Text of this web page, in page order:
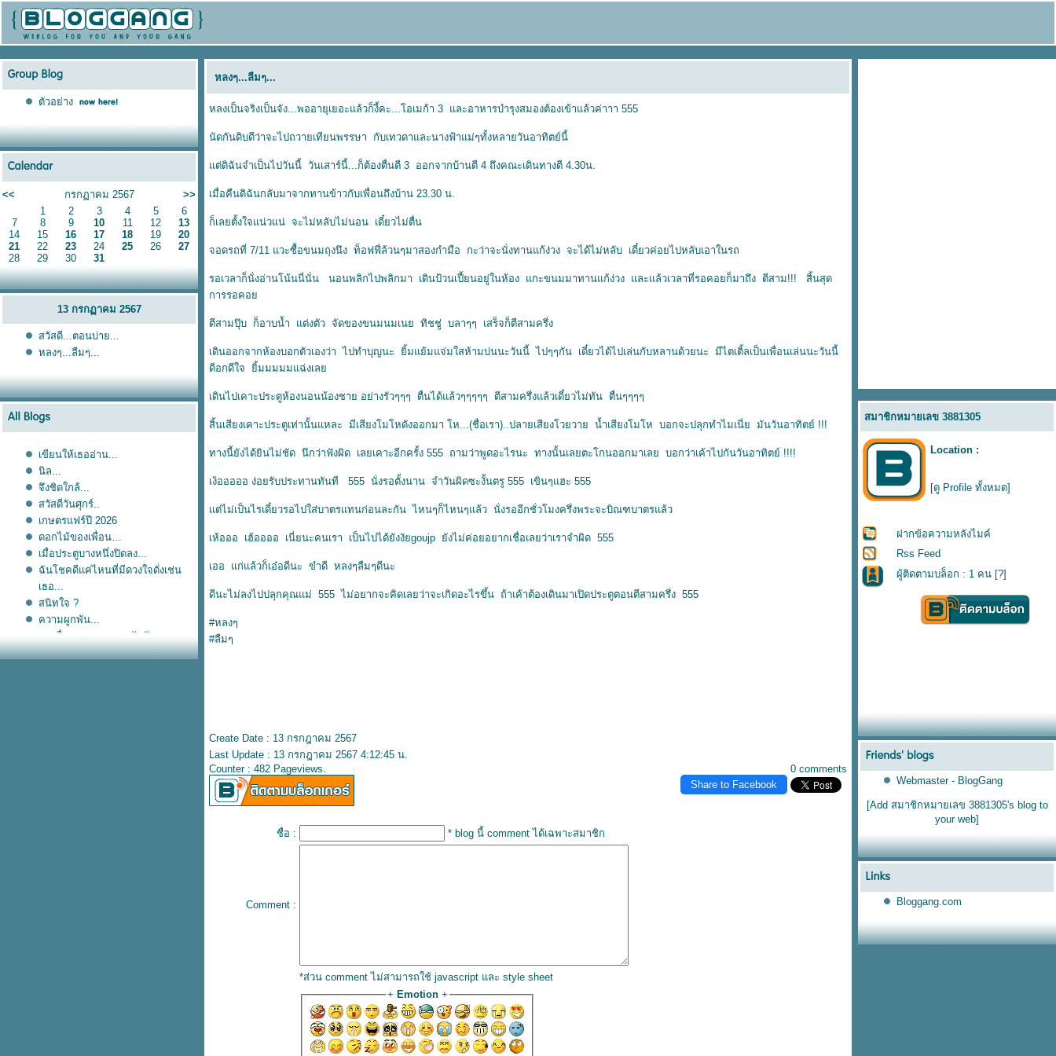
ตัวอย่าง
<< กรกฏาคม 2567
>>
1
2 3 4 5
6
7
8 9 10 11 12
13
14
15 16 17 18 19
20
21
22 23 24 25 26
27
28
29 30 31
13 กรกฏาคม 2567
สวัสดี...ตอนบ่าย...
หลงๆ...ลืมๆ...
เขียนให้เธออ่าน...
นิล...
จึงชิดใกล้...
สวัสดีวันศุกร์..
เกษตรแฟร์ปี 2026
ดอกไม้ของเพื่อน
เมื่อประตูบางหนึ่งปิดลง...
ฉันโชคดีแค่ไหนที่มีดวงใจดั่งเช่น
เธอ...
สนิทใจ ?
ความผูกพัน...
การสื่อสาร...และการรับฟัง...
Sorry...
หลงๆ...ลืมๆ...
หลงเป็นจริงเป็นจัง...พออายุเยอะแล้วก็งี้คะ...โอเมก้า 3 และอาหารบำรุงสมองต้องเข้าแล้วค่าาา 555
นัดกันดิบดีว่าจะไปถวายเทียนพรรษา กับเทวดาและนางฟ้าแม่ๆทั้งหลายวันอาทิตย์นี้
ต่ดิฉันจำเป็นไปวันนี้ วันเสาร์นี้...ก็ต้องตื่นตี 3 ออกจากบ้านตี 4 ถึงคณะเดินทางตี 4.30น.
เมื่อคืนดิฉันกลับมาจากทานข้าวกับเพื่อนถึงบ้าน 23.30 น.
ก็เลยตั้งใจแน่วแน่ จะไม่หลับไม่นอน เดี๋ยวไม่ตื่น
จอดรถที่ 7/11 แวะซื้อขนมถุงนึง ท็อฟฟี่ล้วนๆมาสองกำมือ กะว่าจะนั่งทานแก้ง่วง จะได้ไม่หลับ เดี๋ยวค่อยไปหลับเอาในรถ
รอเวลาก็นั่งอ่านโน้นนี่นั่น นอนพลิกไปพลิกมา เดินป้วนเปี้ยนอยู่ในห้อง แกะขนมมาทานแก้ง่วง และแล้วเวลาที่รอคอยก็มาถึง ตีสาม!!! สิ้นสุด
การรอคอ
ตีสามปุ๊บ ก็อาบน้ำ แต่งตัว จัดของขนมนมเนย ทิชชู่ บลาๆๆ เสร็จก็ตีสามครึ่ง
เดินออกจากห้องบอกตัวเองว่า ไปทำบุญนะ ยิ้มแย้มแจ่มใสห้ามบ่นนะวันนี้ ไปๆๆกัน เดี๋ยวได้ไปเล่นกับหลานด้วยนะ มีไตเติ้ลเป็นเพื่อนเล่นนะวันนี้
ดีอกดีใจ ยิ้มมมมมแฉ่งเล
เดินไปเคาะประตูห้องนอนน้องชาย อย่างรัวๆๆๆ ตื่นได้แล้วๆๆๆๆๆ ตีสามครึ่งแล้วเดี๋ยวไม่ทัน ตื่นๆๆๆๆ
สิ้นเสียงเคาะประตูเท่านั้นแหละ มีเสียงโมโหดังออกมา โห...(ชื่อเรา)..ปลายเสียงโวยวาย น้ำเสียงโมโห บอกจะปลุกทำไมเนี่ย มันวันอาทิตย์ !!!
ทางนี้ยังได้ยินไม่ชัด นึกว่าฟังผิด เลยเคาะอีกครั้ง 555 ถามว่าพูดอะไรนะ ทางนั้นเลยตะโกนออกมาเลย บอกว่าเค้าไปกันวันอาทิตย์ !!!!
เง้อออออ ง่อยรับประทานทันที 555 นั่งรอตั้งนาน จำวันผิดซะงั้นตรู 555 เขินๆแฮะ 555
ต่ไม่เป็นไรเดี๋ยวรอไปใส่บาตรแทนก่อนละกัน ไหนๆก็ไหนๆแล้ว นั่งรออีกชั่วโมงครึ่งพระจะบิณฑบาตรแล้ว
เห้อออ เฮ้ออออ เนี่ยนะคนเรา เป็นไปได้ยังงัยgoujp ยังไม่ค่อยอยากเชื่อเลยว่าเราจำผิด 555
เออ แก่แล้วก็เอ๋อดีนะ ขำดี หลงๆลืมๆดีนะ
ดีนะไม่ลงไปปลุกคุณแม่ 555 ไม่อยากจะคิดเลยว่าจะเกิดอะไรขึ้น ถ้าเค้าต้องเดินมาเปิดประตูตอนตีสามครึ่ง 555
#หลงๆ
#ลืมๆ
Create Date : 13 กรกฎาคม 2567
Last Update : 13 กรกฎาคม 2567 4:12:45 น.
0 comments
Counter : 482 Pageviews.
Share to Facebook
ชื่อ : * blog นี้ comment ได้เฉพาะสมาชิก
Comment :
*ส่วน comment ไม่สามารถใช้ javascript และ style sheet
+ Emotion+
สมาชิกหมายเลข 3881305
Location :
[ดู Profile ทั้งหมด]
ฝากข้อความหลังไมค์
Rss Feed
ผู้ติดตามบล็อก : 1 คน [?]
Webmaster - BlogGang
[Add สมาชิกหมายเลข 3881305's blog to
your web]
Bloggang.com